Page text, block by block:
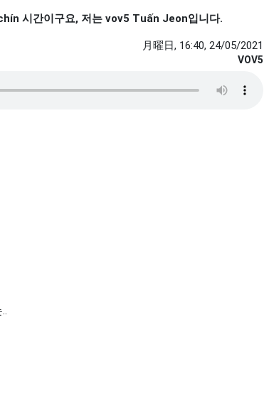
시간이구요, 저는 vov5 Tuấn Jeon입니다.
月曜日, 16:40, 24/05/2021
VOV5